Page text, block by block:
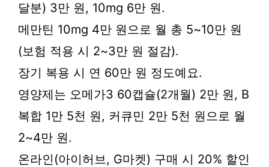
달분) 3만 원, 10mg 6만 원.
메만틴 10mg 4만 원으로 월 총 5~10만 원
(보험 적용 시 2~3만 원 절감).
장기 복용 시 연 60만 원 정도예요.
영양제는 오메가3 60캡슐(2개월) 2만 원, B
복합 1만 5천 원, 커큐민 2만 5천 원으로 월
2~4만 원.
온라인(아이허브, G마켓) 구매 시 20% 할인